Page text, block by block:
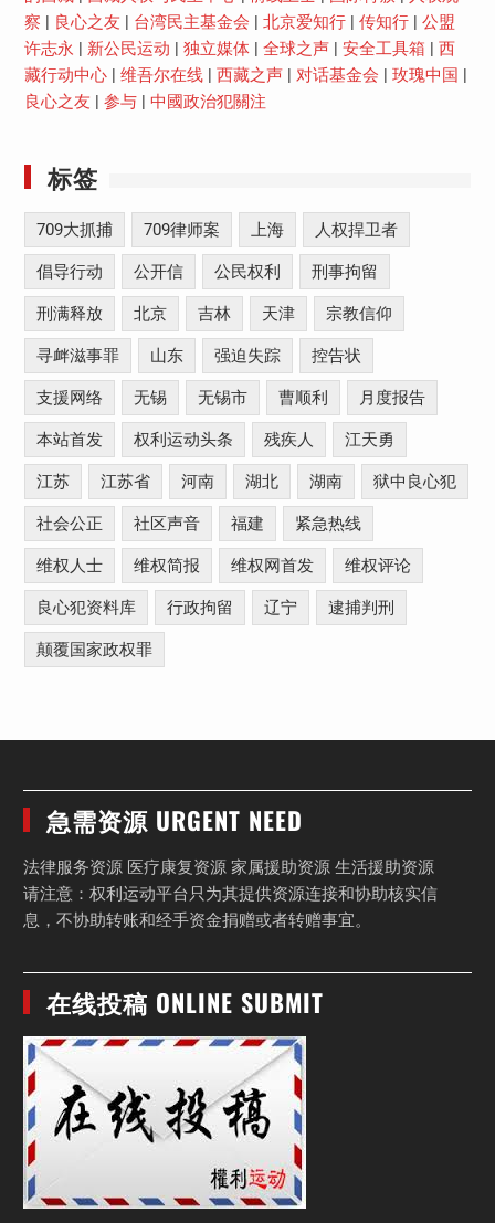
察
良心之友 台湾民主基金会 北京爱知行| 传知行| 公盟
许志永
新公民运动 独立媒体| 全球之声| 安全工具箱
西
藏行动中心| 维吾尔在线| 西藏之声| 对话基金会 玫瑰中国
良心之友
参与| 中國政治犯關注
标签
709大抓捕 709律师案 上海 人权捍卫者
倡导行动 公开信 公民权利 刑事拘留
刑满释放 北京 吉林 天津 宗教信仰
寻衅滋事罪 山东 强迫失踪 控告状
支援网络 无锡 无锡市 曹顺利 月度报告
本站首发 权利运动头条 残疾人 江天勇
江苏 江苏省 河南 湖北 湖南 狱中良心犯
社会公正 社区声音 福建 紧急热线
维权人士 维权简报 维权网首发 维权评论
良心犯资料库 行政拘留 辽宁 逮捕判刑
颠覆国家政权罪
急需资源 URGENT NEED
法律服务资源 医疗康复资源 家属援助资源 生活援助资源
请注意：权利运动平台只为其提供资源连接和协助核实信
息，不协助转账和经手资金捐赠或者转赠事宜。
在线投稿 ONLINE SUBMIT